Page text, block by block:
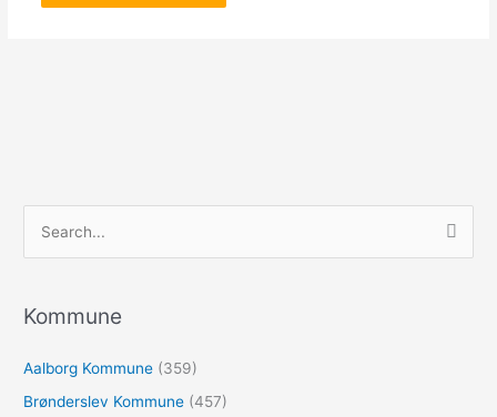
e
t
e
Kommune
Aalborg Kommune (359)
Brønderslev Kommune (457)